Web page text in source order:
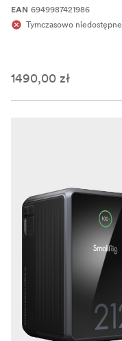
EAN 6949987421986
Tymczasowo niedostępne
1490,00 zł